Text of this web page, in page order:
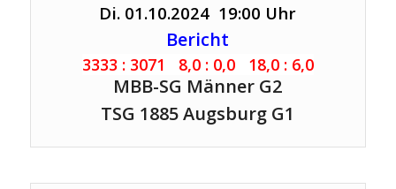
Di. 01.10.2024 19:00 Uhr
Bericht
3333 : 3071 8,0 : 0,0 18,0 : 6,0
MBB-SG Männer G2
TSG 1885 Augsburg G1